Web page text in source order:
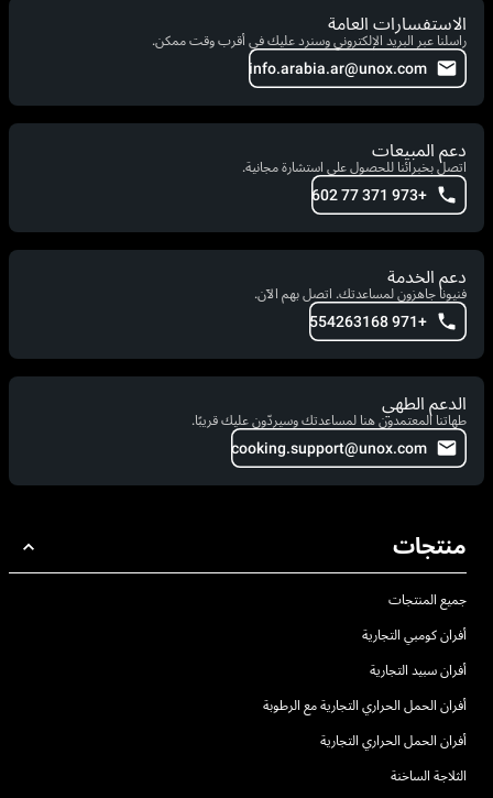
الاستفسارات العامة
راسلنا عبر البريد الإلكتروني وسنرد عليك في أقرب وقت ممكن.
info.arabia.ar@unox.com
دعم المبيعات
اتصل بخبرائنا للحصول على استشارة مجانية.
+973 371 77 602
دعم الخدمة
فنيونا جاهزون لمساعدتك. اتصل بهم الآن.
+971 554263168
الدعم الطهي
طهاتنا المعتمدون هنا لمساعدتك وسيردّون عليك قريبًا.
cooking.support@unox.com
منتجات
جميع المنتجات
أفران كومبي التجارية
أفران سبيد التجارية
أفران الحمل الحراري التجارية مع الرطوبة
أفران الحمل الحراري التجارية
الثلاجة الساخنة